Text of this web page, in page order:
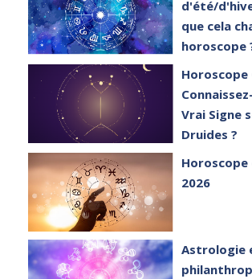
d'été/
que cela
horoscope
Horoscope
Vrai Signe
Druides ?
Horoscope
2026
Astrologie